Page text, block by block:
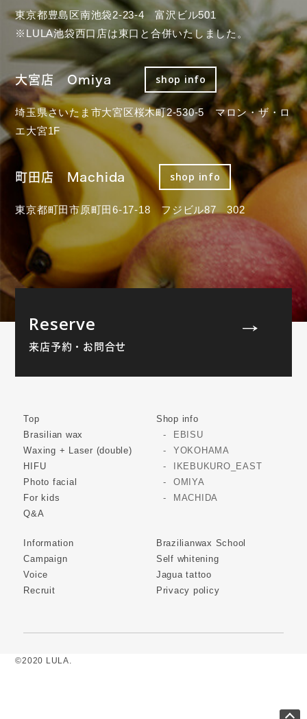
東京都豊島区南池袋2-23-4 富沢ビル501
※LULA池袋西口店は東口と合併いたしました。
大宮店 Omiya shop info
埼玉県さいたま市大宮区桜木町2-530-5 マロン・ザ・ロ
エ大宮1F
町田店 Machida shop info
東京都町田市原町田6-17-18 フジビル87 302
Reserve
来店予約・お問合せ
Top
Brasilian wax
Waxing + Laser (double)
HIFU
Photo facial
For kids
Q&A
Shop info
EBISU
YOKOHAMA
IKEBUKURO_EAST
OMIYA
MACHIDA
Information
Campaign
Voice
Recruit
Brazilianwax School
Self whitening
Jagua tattoo
Privacy policy
©2020 LULA.